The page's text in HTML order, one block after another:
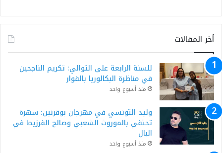
أخر المقالات
للسنة الرابعة على التوالي: تكريم الناجحين
في مناظرة البكالوريا بالفوار
منذ أسبوع واحد
وليد التونسي في مهرجان بوقرنين: سهرة
تحتفي بالموروث الشعبي وصالح الفرزيط في
البال
منذ أسبوع واحد